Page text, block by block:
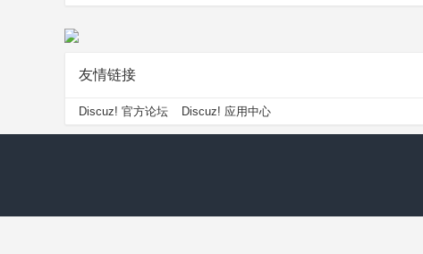
友情链接
Discuz! 官方论坛 Discuz! 应用中心